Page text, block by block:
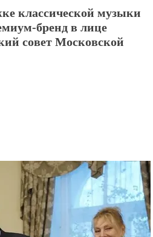
классической музыки
бренд в лице
совет Московской